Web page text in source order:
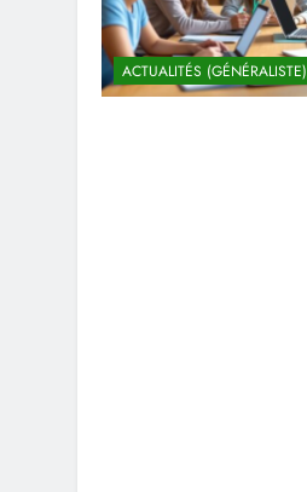
ACTUALITÉS (GÉNÉRALISTE)